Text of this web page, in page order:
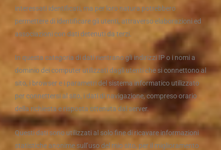
interessati identificati, ma per loro natura potrebbero
permettere di identificare gli utenti, attraverso elaborazioni ed
associazioni con dati detenuti da terzi.
In questa categoria di dati rientrano gli indirizzi IP o i nomi a
dominio dei computer utilizzati dagli utenti che si connettono al
sito, i browser e i parametri del sistema informatico utilizzato
per connettersi al sito, i dati di navigazione, compreso orario
della richiesta e risposta ottenuta dal server.
Questi dati sono utilizzati al solo fine di ricavare informazioni
statistiche anonime sull’uso del mio sito, per il miglioramento